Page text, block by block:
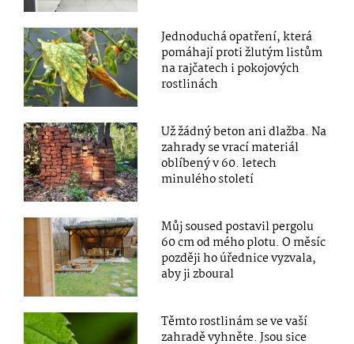
Jednoduchá opatření, která
pomáhají proti žlutým listům
na rajčatech i pokojových
rostlinách
Už žádný beton ani dlažba. Na
zahrady se vrací materiál
oblíbený v 60. letech
minulého století
Můj soused postavil pergolu
60 cm od mého plotu. O měsíc
později ho úřednice vyzvala,
aby ji zboural
Těmto rostlinám se ve vaší
zahradě vyhněte. Jsou sice